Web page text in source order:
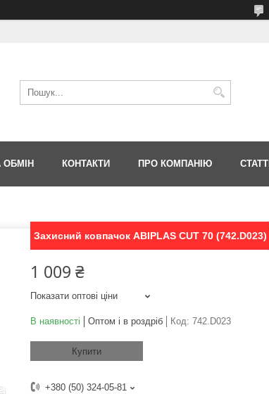
ОБМІН КОНТАКТИ ПРО КОМПАНІЮ СТАТТІ
Захисний ковпачок ABIPLAS CUT 70 (742.D023)
1 009 ₴
Показати оптові ціни
В наявності Оптом і в роздріб Код: 742.D023
Купити
+380 (50) 324-05-81